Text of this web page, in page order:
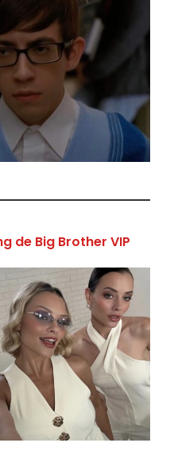
de Big Brother VIP